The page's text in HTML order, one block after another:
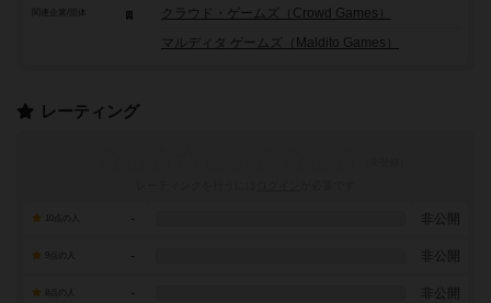
クラウド・ゲームズ（Crowd Games）
マルディタ ゲームズ（Maldito Games）
レーティング
- 非公開
- 非公開
- 非公開